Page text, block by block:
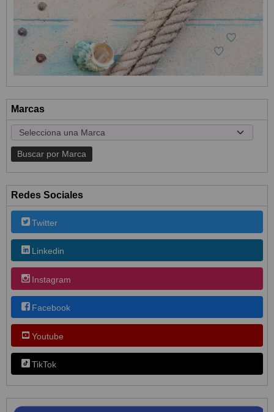
Marcas
Redes Sociales
Twitter
Linkedin
Instagram
Facebook
Youtube
TikTok